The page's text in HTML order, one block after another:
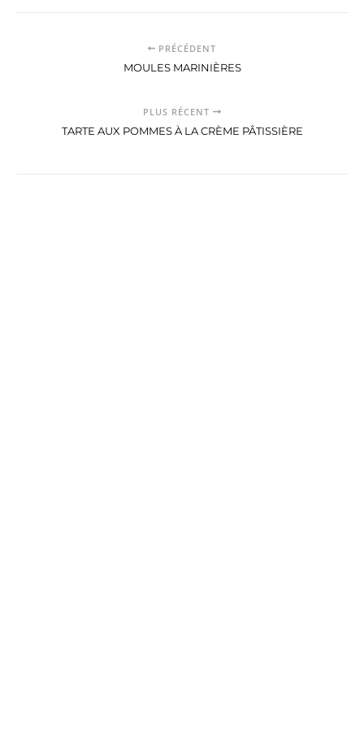
PRÉCÉDENT
MOULES MARINIÈRES
PLUS RÉCENT
TARTE AUX POMMES À LA CRÈME PÂTISSIÈRE